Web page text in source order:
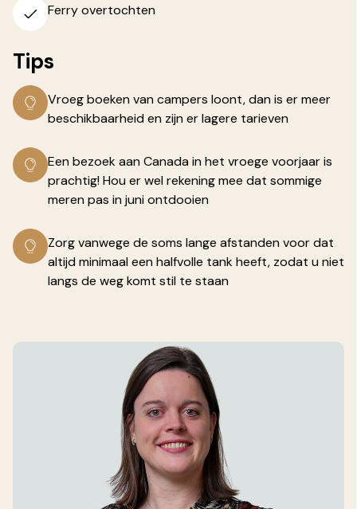
Ferry overtochten
Tips
Vroeg boeken van campers loont, dan is er meer
beschikbaarheid en zijn er lagere tarieven
Een bezoek aan Canada in het vroege voorjaar is
prachtig! Hou er wel rekening mee dat sommige
meren pas in juni ontdooien
Zorg vanwege de soms lange afstanden voor dat
altijd minimaal een halfvolle tank heeft, zodat u niet
langs de weg komt stil te staan